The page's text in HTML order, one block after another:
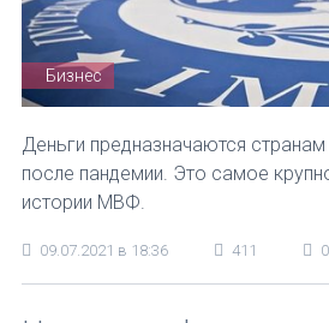
Бизнес
Деньги предназначаются
после пандемии. Это самое
истории МВФ.
09.07.2021 в 18:36 411 0